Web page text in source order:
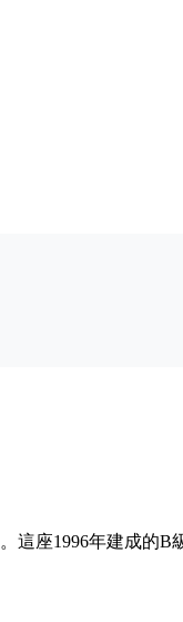
這座1996年建成的B